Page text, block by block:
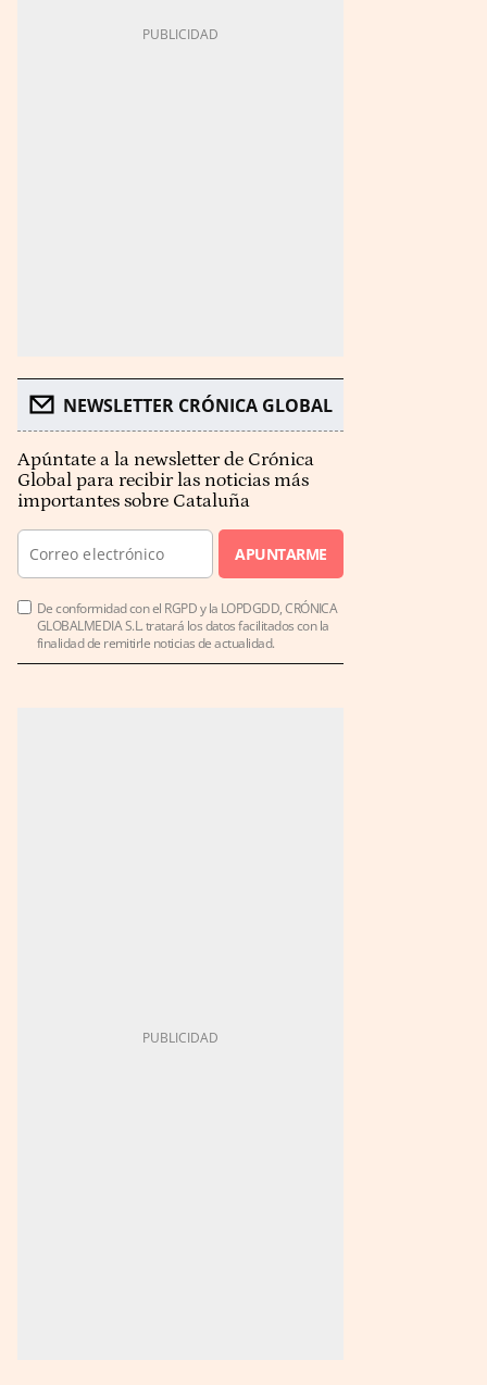
NEWSLETTER CRÓNICA GLOBAL
Apúntate a la newsletter de Crónica
Global para recibir las noticias más
importantes sobre Cataluña
APUNTARME
De conformidad con el RGPD y la LOPDGDD, CRÓNICA
GLOBALMEDIA S.L. tratará los datos facilitados con la
finalidad de remitirle noticias de actualidad.